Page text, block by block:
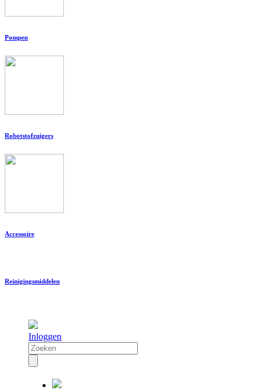
Pompen
Robotstofzuigers
Accessoire
Reinigingsmiddelen
Inloggen